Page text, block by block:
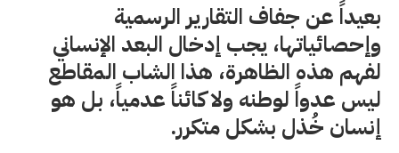
بعيداً عن جفاف التقارير الرسمية
وإحصائياتها، يجب إدخال البعد الإنساني
لفهم هذه الظاهرة، هذا الشاب المقاطع
ليس عدواً لوطنه ولا كائناً عدمياً، بل هو
إنسان خُذل بشكل متكرر.